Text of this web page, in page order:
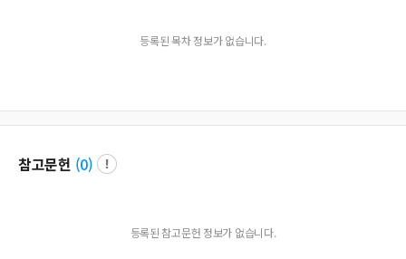
등록된 목차 정보가 없습니다.
참고문헌 (0)
등록된 참고문헌 정보가 없습니다.